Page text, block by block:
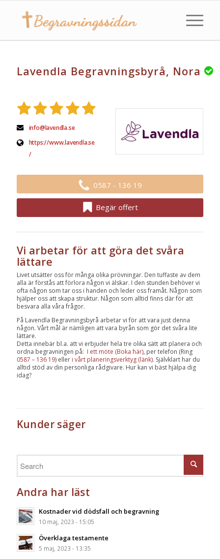
Lavendla Begravningsbyrå, Nora
info@lavendla.se
https://www.lavendla.se
/
0587 - 136 19
Begär offert
Vi arbetar för att göra det svåra
lättare
Livet utsätter oss för många olika prövningar. Den tuffaste av dem
alla är förstås att förlora någon vi älskar. I den stunden behöver vi
ofta någon som tar oss i handen och leder oss framåt. Någon som
hjälper oss att skapa struktur. Någon som alltid finns där för att
besvara alla våra frågor.
På Lavendla Begravningsbyrå arbetar vi för att vara just denna
någon. Vårt mål är nämligen att vara byrån som gör det svåra lite
lättare.
Detta innebär bl.a. att vi erbjuder hela tre olika sätt att planera och
ordna begravningen på: I ett möte (Boka här), per telefon (Ring
0587 – 136 19) eller i vårt planeringsverktyg (länk). Självklart har du
alltid stöd av din personliga rådgivare. Hur kan vi bäst hjälpa dig
idag?
Kunder säger
Andra har läst
Kostnader vid dödsfall och begravning
10 maj, 2023 - 15:05
Överklaga testamente
5 maj, 2023 - 13:35